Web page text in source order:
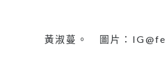
黃淑蔓。 圖片：